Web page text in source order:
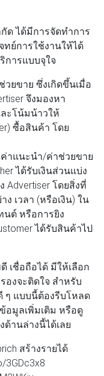
ด ได้มีการจัดทำการ
ทย์การใช้งานให้ได้
การแบบจุใจ
ยขาย ซึ่งเกิดขึ้นเมื่อ
จึงมองหา
ละโน้มน้าวให้
ซื้อสินค้า โดย
ค่าแนะนำ/ค่าช่วยขาย
ได้รับเงินส่วนแบ่ง
Advertiser โดยสิ่งที่
เวลา (หรือเงิน) ใน
นต์ หรือการยิง
ได้รับสินค้าไป
เชื่อถือได้ มีให้เลือก
องจะติดใจ สำหรับ
ๆ แบบนี้ต้องรีบโหลด
อมูลเพิ่มเติม หรือดู
ด้านล่างนี้ได้เลย
สร้างรายได้
3GDc3x8